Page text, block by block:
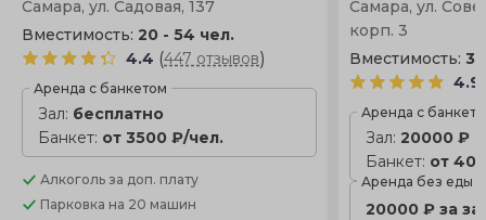
Самара, ул. Садовая, 137
Вместимость: 20 - 54 чел.
4.4 (447 отзывов)
Аренда с банкетом
Зал: бесплатно
Банкет: от 3500 ₽/чел.
Алкоголь за доп. плату
Парковка на 20 машин
Самара, ул.
корп. 3
Вместимость:
4.9
Аренда с
Зал:20000 ₽
Банкет: от
Аренда без еды
20000 ₽ за